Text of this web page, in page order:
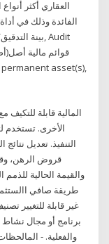
العقاري أكثر
الفائدة وذلك في
المالية قابلة
الأخرى. تستخدم
التنفيذ. تعديل
قروض الرهن،
والقيمة الحالية
طريقة صافي
غير قابلة للتغيير
برنامج أو مجال نشاط
والفعلية. -